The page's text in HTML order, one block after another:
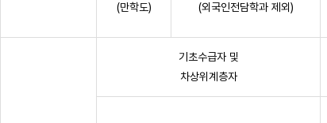
(만학도)
(외국인전담학과 제외)
기초수급자 및
차상위계층자